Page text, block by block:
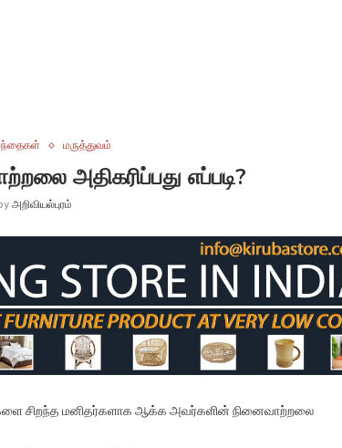
மருத்துவம்
அதிகரிப்பது எப்படி?
அறிவியல்புரம்
சிறந்த மனிதர்களாக ஆக்க அவர்களின் நினைவாற்றலை